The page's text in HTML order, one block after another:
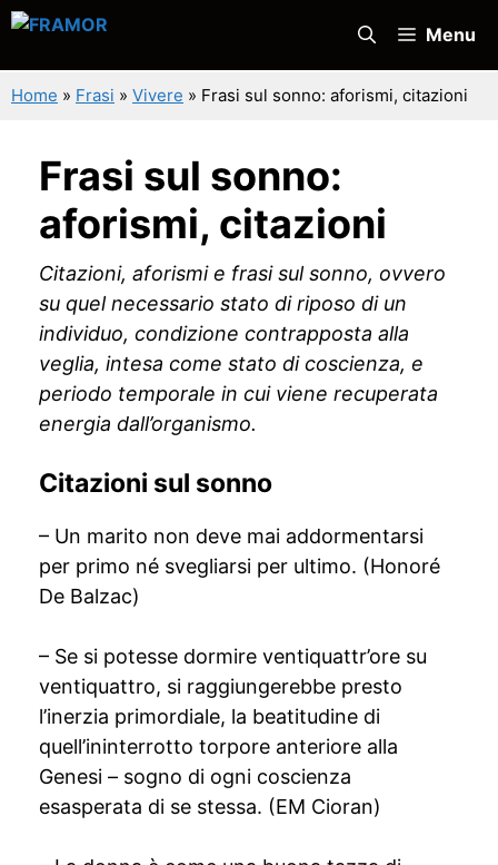
Vai
contenuto
Menu
Home » Frasi » Vivere » Frasi sul sonno: aforismi, citazioni
Frasi sul sonno:
aforismi, citazioni
Citazioni, aforismi e frasi sul sonno, ovvero
su quel necessario stato di riposo di un
individuo, condizione contrapposta alla
veglia, intesa come stato di coscienza, e
periodo temporale in cui viene recuperata
energia dall’organismo.
Citazioni sul sonno
– Un marito non deve mai addormentarsi
per primo né svegliarsi per ultimo. (Honoré
De Balzac)
– Se si potesse dormire ventiquattr’ore su
ventiquattro, si raggiungerebbe presto
l’inerzia primordiale, la beatitudine di
quell’ininterrotto torpore anteriore alla
Genesi – sogno di ogni coscienza
esasperata di se stessa. (EM Cioran)